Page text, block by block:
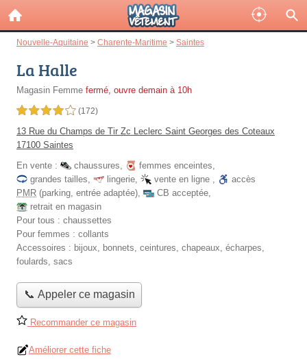
Nouvelle-Aquitaine > Charente-Maritime > Saintes
La Halle
Magasin Femme fermé, ouvre demain à 10h
4,0 étoiles sur 5 (172)
13 Rue du Champs de Tir Zc Leclerc Saint Georges des Coteaux
17100 Saintes
En vente :
chaussures, femmes enceintes,
grandes tailles, lingerie, vente en ligne ,
accès
PMR (parking, entrée adaptée), CB acceptée,
retrait en magasin
Pour tous : chaussettes
Pour femmes : collants
Accessoires : bijoux, bonnets, ceintures, chapeaux, écharpes,
foulards, sacs
📞 Appeler ce magasin
Recommander ce magasin
Améliorer cette fiche